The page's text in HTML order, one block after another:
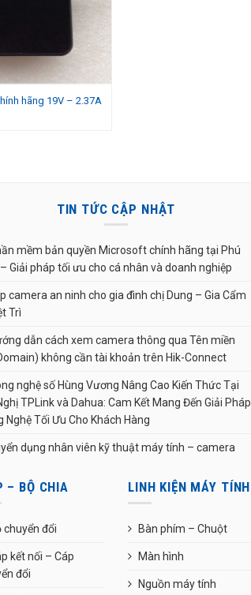
hãng 19V – 2.37A
TIN TỨC CẬP NHẬT
mềm bản quyền Microsoft chính hãng tại Phú
Giải pháp tối ưu cho cá nhân và doanh nghiệp
camera an ninh cho gia đình chị Dung – Gia Cẩm
Trì
dẫn cách xem camera thông qua Tên miền
không cần tài khoản trên Hik-Connect
nghệ số Hùng Vương Nâng Cao Kiến Thức Tại
TPLink và Dahua: Cam Kết Mang Đến Giải Pháp
Nghệ Tối Ưu Cho Khách Hàng
dụng nhân viên kỹ thuật máy tính – camera
– BỘ CHIA
chuyển đổi
kết nối – Cáp
đổi
LINH KIỆN MÁY TÍNH
Bàn phím – Chuột
Màn hình
Nguồn máy tính